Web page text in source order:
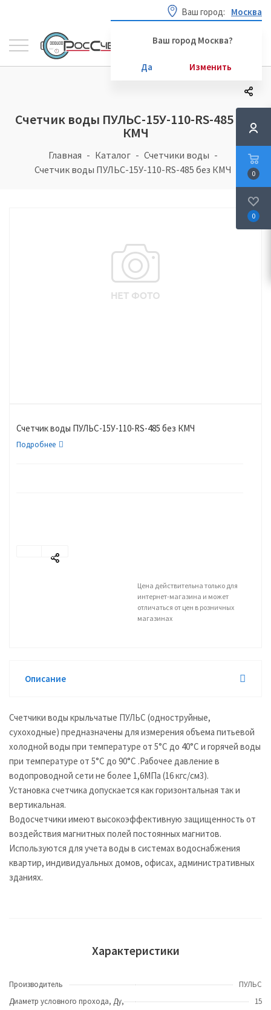
Ваш город: Москва
Ваш город Москва?
Да Изменить
Счетчик воды ПУЛЬС-15У-110-RS-485 без
КМЧ
Главная Каталог
Счетчики воды
Счетчик воды ПУЛЬС-15У-110-RS-485 без КМЧ
Счетчик воды ПУЛЬС-15У-110-RS-485 без КМЧ
Подробнее
Цена действительна только для
интернет-магазина и может
отличаться от цен в розничных
магазинах
Описание
Счетчики воды крыльчатые ПУЛЬС (одноструйные,
сухоходные) предназначены для измерения объема питьевой
холодной воды при температуре от 5°С до 40°С и горячей воды
при температуре от 5°С до 90°С .Рабочее давление в
водопроводной сети не более 1,6МПа (16 кгс/см3).
Установка счетчика допускается как горизонтальная так и
вертикальная.
Водосчетчики имеют высокоэффективную защищенность от
воздействия магнитных полей постоянных магнитов.
Используются для учета воды в системах водоснабжения
квартир, индивидуальных домов, офисах, административных
зданиях.
Характеристики
Производитель
ПУЛЬС
Диаметр условного прохода, Ду,
15
0
0